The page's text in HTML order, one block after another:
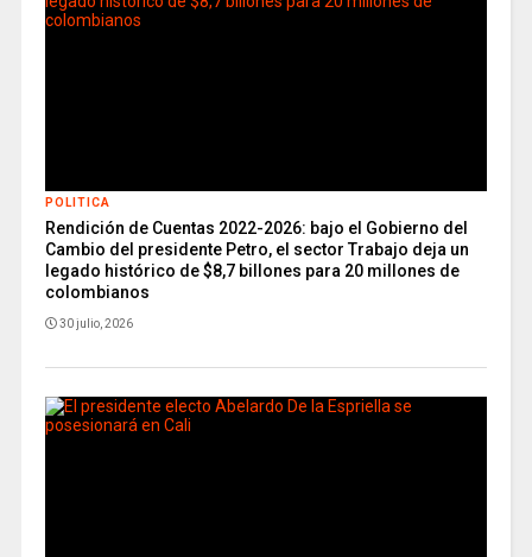
POLITICA
Rendición de Cuentas 2022-2026: bajo el Gobierno del
Cambio del presidente Petro, el sector Trabajo deja un
legado histórico de $8,7 billones para 20 millones de
colombianos
30 julio, 2026